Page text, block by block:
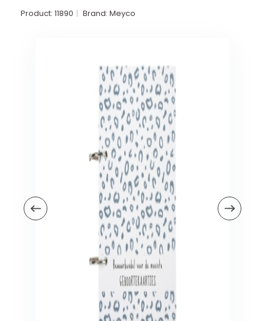
Veiligheid in en om huis
Veiligheid buiten de deur
Kinderstoelen
Product: 11890 Brand: Meyco